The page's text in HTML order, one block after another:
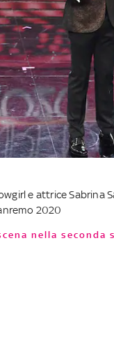
e attrice Sabrina
2020
nella seconda